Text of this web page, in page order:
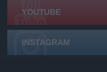
YOUTUBE
INSTAGRAM